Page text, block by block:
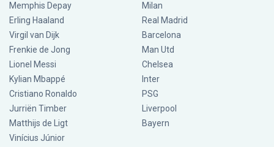
Memphis Depay
Erling Haaland
Virgil van Dijk
Frenkie de Jong
Lionel Messi
Kylian Mbappé
Cristiano Ronaldo
Jurriën Timber
Matthijs de Ligt
Vinícius Júnior
Milan
Real Madrid
Barcelona
Man Utd
Chelsea
Inter
PSG
Liverpool
Bayern